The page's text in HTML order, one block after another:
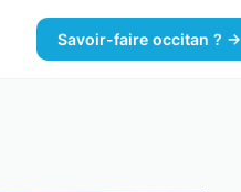
Savoir-faire occitan ? →